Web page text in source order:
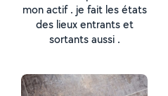
mon actif . je fait les états
des lieux entrants et
sortants aussi .